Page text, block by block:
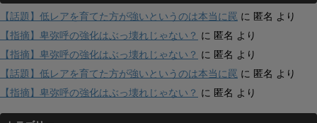
【話題】低レアを育てた方が強いというのは本当に罠 に 匿名 より
【指摘】卑弥呼の強化はぶっ壊れじゃない？ に 匿名 より
【指摘】卑弥呼の強化はぶっ壊れじゃない？ に 匿名 より
【話題】低レアを育てた方が強いというのは本当に罠 に 匿名 より
【指摘】卑弥呼の強化はぶっ壊れじゃない？ に 匿名 より